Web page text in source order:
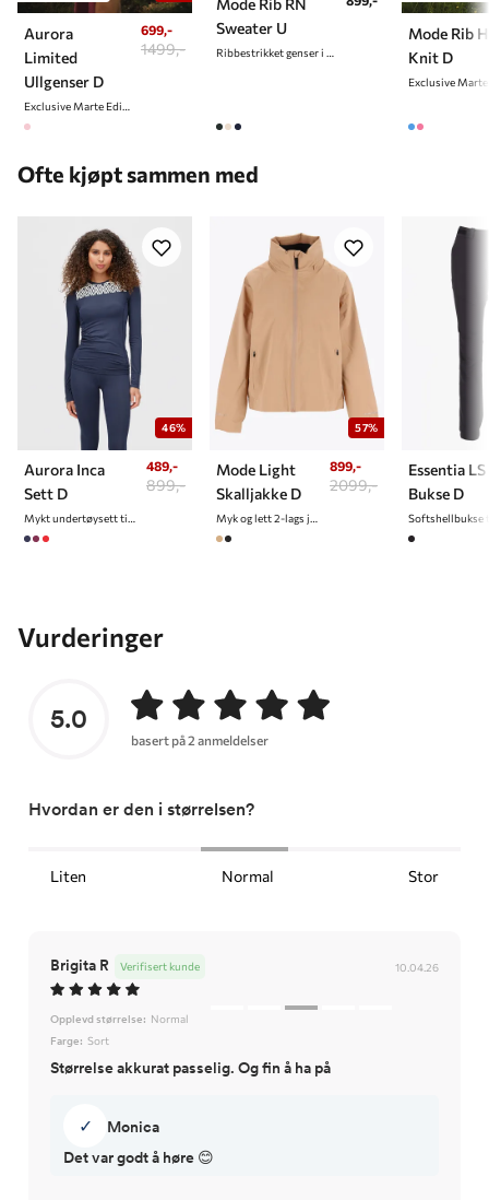
Aurora
Limited
Ullgenser D
Exclusive Marte Edition
699,-
1499,-
Mode Rib RN
Sweater U
Ribbestrikket genser i ullblanding
Mode Rib
Knit D
Ofte kjøpt sammen med
46%
Aurora Inca
Sett D
Mykt undertøysett til dame
489,-
899,-
57%
Mode Light
Skalljakke D
Myk og lett 2-lags jakke til dame
899,-
2099,-
Essentia LS
Bukse D
Softshellbukse
Vurderinger
5.0
basert på 2 anmeldelser
Hvordan er den i størrelsen?
Liten Normal Stor
Brigita R 10.04.26
Verifisert kunde
Opplevd størrelse: Normal
Farge: Sort
Størrelse akkurat passelig. Og fin å ha på
✓
Monica
Det var godt å høre 😊